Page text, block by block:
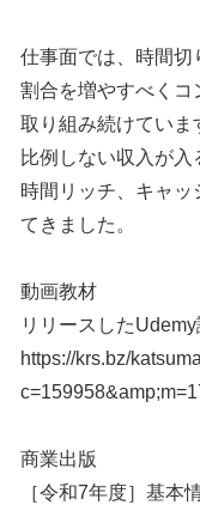
仕事面では、時間
割合を増やすべくコ
取り組み続けていま
比例しない収入が入
時間リッチ、キャ
てきました。
動画教材
リリースした
https://krs.bz/
商業出版
［令和7年度］基本